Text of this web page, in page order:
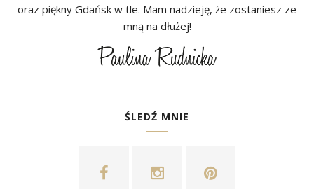
oraz piękny Gdańsk w tle. Mam nadzieję, że zostaniesz ze
mną na dłużej!
ŚLEDŹ MNIE